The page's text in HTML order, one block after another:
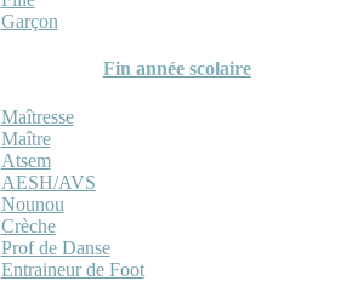
Garçon
Fin année scolaire
Maîtresse
Maître
Atsem
AESH/AVS
Nounou
Crèche
Prof de Danse
Entraineur de Foot